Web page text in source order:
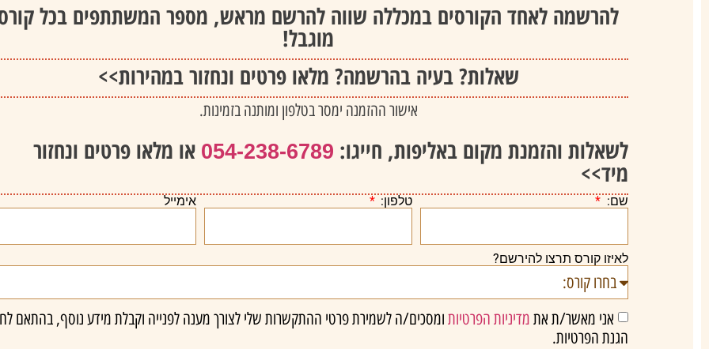
להרשמה לאחד הקורסים במכללה שווה להרשם מראש, מספר המשתתפים בכל
מוגבל!
שאלות? בעיה בהרשמה? מלאו פרטים ונחזור במהירות>>
אישור ההזמנה ימסר בטלפון ומותנה בזמינות.
לשאלות והזמנת מקום באליפות, חייגו: 054-238-6789 או מלאו פרטים ונחזור
מיד>>
שם: טלפון: אימייל
לאיזו קורס תרצו להירשם?
אני מאשר/ת את מדיניות הפרטיות ומסכים/ה לשמירת פרטי ההתקשרות שלי לצורך מענה לפנייה וקבלת מידע נוסף, בהתאם
הגנת הפרטיות.